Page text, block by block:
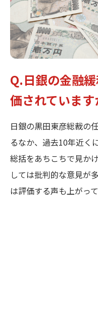
Q.日銀の金融
価されています
日銀の黒田東彦総裁の
るなか、過去10年近く
総括をあちこちで見か
しては批判的な意見が
は評価する声も上がって